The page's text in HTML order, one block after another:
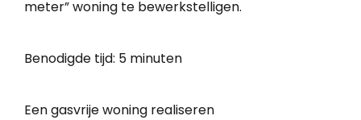
meter” woning te bewerkstelligen.
Benodigde tijd: 5 minuten
Een gasvrije woning realiseren